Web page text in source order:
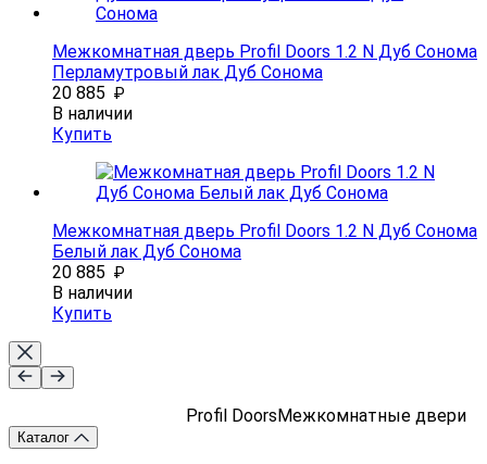
Межкомнатная дверь Profil Doors 1.2 N Дуб Сонома
Перламутровый лак Дуб Сонома
20 885 ₽
В наличии
Купить
Межкомнатная дверь Profil Doors 1.2 N Дуб Сонома
Белый лак Дуб Сонома
20 885 ₽
В наличии
Купить
Profil DoorsМежкомнатные двери
Каталог